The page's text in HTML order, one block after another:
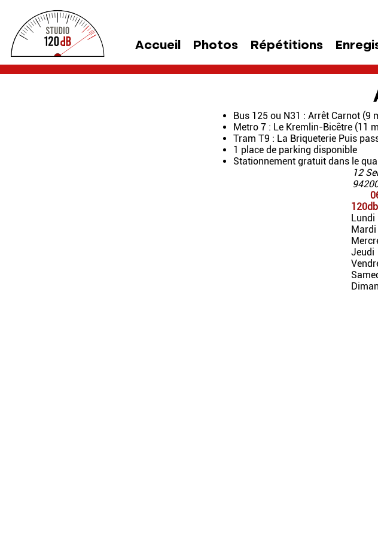
Accueil Photos Répétitions
Bus 125 ou N31 : Arrêt Carnot (9
Metro 7 : Le Kremlin-Bicêtre (11
Tram T9 : La Briqueterie Puis
1 place de parking disponible
Stationnement gratuit dans le
12
Lundi
Mardi
Jeudi